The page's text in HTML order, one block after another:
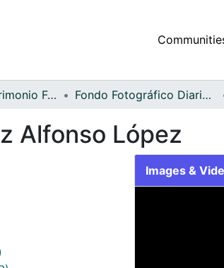
Archivo del Patrimonio Fotográfico y Fílmico del Valle del Cauca Fondo Fotográfico Diario Occidente
Alfonso López
Images &